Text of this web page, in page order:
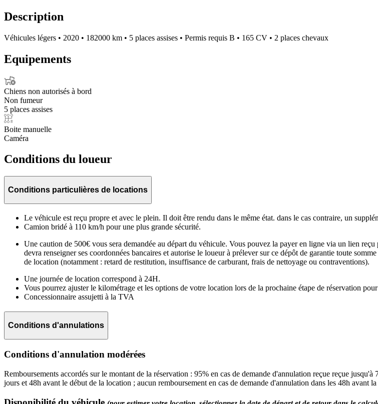
Description
Véhicules légers • 2020 • 182000 km • 5 places assises • Permis requis B • 165 CV • 2 places chevaux
Equipements
Chiens non autorisés à bord
Non fumeur
5 places assises
Boite manuelle
Caméra
Conditions du loueur
Conditions particulières de locations
Le véhicule est reçu propre et avec le plein. Il doit être rendu dans le même état. dans le cas contraire, un
Camion bridé à 110 km/h pour une plus grande sécurité.
Une caution de 500€ vous sera demandée au départ du véhicule. Vous pouvez la payer en ligne via un lien
devra renseigner ses coordonnées bancaires et autorise le loueur à prélever sur ce dépôt de garantie toute
de location (notamment : retard de restitution, insuffisance de carburant, frais de nettoyage ou contraventions).
Une journée de location correspond à 24H.
Vous pourrez ajuster le kilométrage et les options de votre location lors de la prochaine étape de réservation
Concessionnaire assujetti à la TVA
Conditions d'annulations
Conditions d'annulation modérées
Remboursements accordés sur le montant de la réservation : 95% en cas de demande d'annulation reçue reçue
jours et 48h avant le début de la location ; aucun remboursement en cas de demande d'annulation dans les 48h avant